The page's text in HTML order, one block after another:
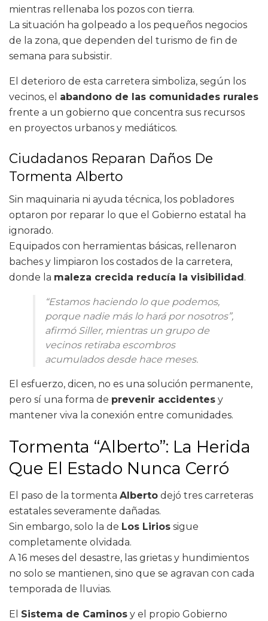
mientras rellenaba los pozos con tierra.
La situación ha golpeado a los pequeños negocios
de la zona, que dependen del turismo de fin de
semana para subsistir.
El deterioro de esta carretera simboliza, según los
vecinos, el abandono de las comunidades rurales
frente a un gobierno que concentra sus recursos
en proyectos urbanos y mediáticos.
Ciudadanos Reparan Daños De
Tormenta Alberto
Sin maquinaria ni ayuda técnica, los pobladores
optaron por reparar lo que el Gobierno estatal ha
ignorado.
Equipados con herramientas básicas, rellenaron
baches y limpiaron los costados de la carretera,
donde la maleza crecida reducía la visibilidad.
“Estamos haciendo lo que podemos,
porque nadie más lo hará por nosotros”,
afirmó Siller, mientras un grupo de
vecinos retiraba escombros
acumulados desde hace meses.
El esfuerzo, dicen, no es una solución permanente,
pero sí una forma de prevenir accidentes y
mantener viva la conexión entre comunidades.
Tormenta “Alberto”: La Herida
Que El Estado Nunca Cerró
El paso de la tormenta Alberto dejó tres carreteras
estatales severamente dañadas.
Sin embargo, solo la de Los Lirios sigue
completamente olvidada.
A 16 meses del desastre, las grietas y hundimientos
no solo se mantienen, sino que se agravan con cada
temporada de lluvias.
El Sistema de Caminos y el propio Gobierno